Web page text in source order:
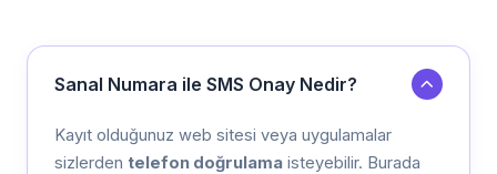
Sanal Numara ile SMS Onay Nedir?
Kayıt olduğunuz web sitesi veya uygulamalar
sizlerden telefon doğrulama isteyebilir. Burada